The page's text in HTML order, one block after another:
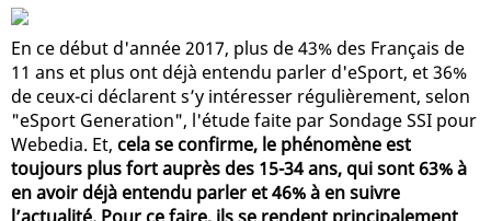
En ce début d'année 2017, plus de 43% des Français de
11 ans et plus ont déjà entendu parler d'eSport, et 36%
de ceux-ci déclarent s’y intéresser régulièrement, selon
"eSport Generation", l'étude faite par Sondage SSI pour
Webedia. Et, cela se confirme, le phénomène est
toujours plus fort auprès des 15-34 ans, qui sont 63% à
en avoir déjà entendu parler et 46% à en suivre